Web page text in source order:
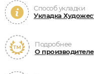
Способ укладки
Укладка
Подробнее
О производителе